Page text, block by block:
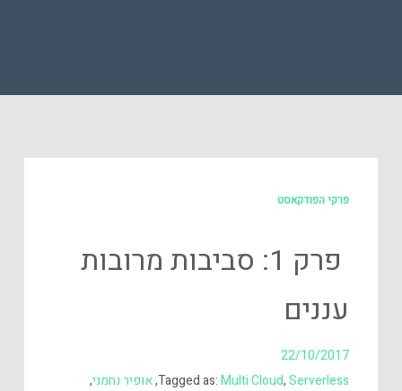
פרקי הפודקאסט
פרק 1: סביבות מרובות
עננים
22/10/2017
Tagged as:Multi Cloud,Serverless
,אופיר נחמני,